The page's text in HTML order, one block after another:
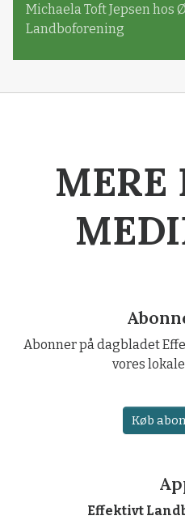
Michaela Toft Jepsen hos
Landboforening
MERE
Abonner på dagbladet
vores
Køb
Effektivt